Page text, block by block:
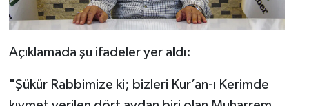
Açıklamada şu ifadeler yer aldı:
"Şükür Rabbimize ki; bizleri Kur’an-ı Kerimde